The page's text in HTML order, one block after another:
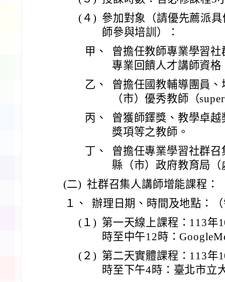
(４) 參加對象（請優先薦派
師參與培訓）：
甲、
曾擔任教師專業學習
專業回饋人才講師資格
乙、
曾擔任國教輔導團員
（市）優秀教師（
丙、
曾獲師鐸獎、教學卓
獎項等之教師。
丁、
曾擔任專業學習社群
縣（市）政府教育局
(二) 社群召集人講師增能課程：
１、
辦理日期、時間及地點：
(１) 第一天線上課程：113年
時至中午12時：
(２) 第二天實體課程：113年
時至下午4時：臺北市立